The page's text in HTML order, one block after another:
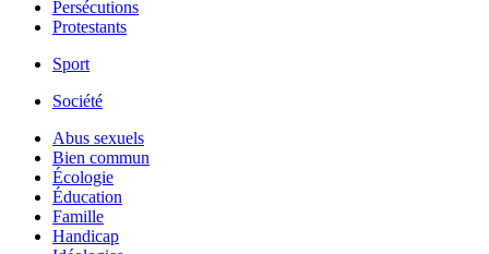
Persécutions
Protestants
Sport
Société
Abus sexuels
Bien commun
Écologie
Éducation
Famille
Handicap